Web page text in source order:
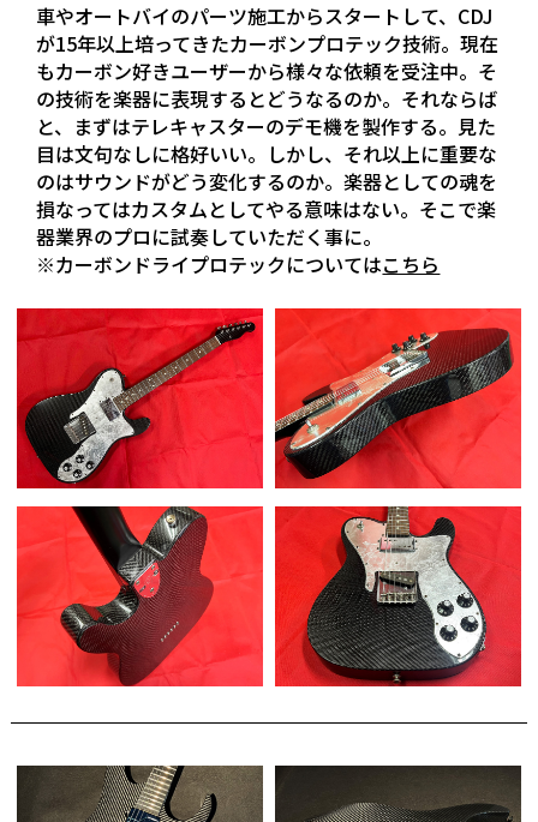
車やオートバイのパーツ施工からスタートして、CDJ
が15年以上培ってきたカーボンプロテック技術。現在
もカーボン好きユーザーから様々な依頼を受注中。そ
の技術を楽器に表現するとどうなるのか。それならば
と、まずはテレキャスターのデモ機を製作する。見た
目は文句なしに格好いい。しかし、それ以上に重要な
のはサウンドがどう変化するのか。楽器としての魂を
損なってはカスタムとしてやる意味はない。そこで楽
器業界のプロに試奏していただく事に。
※カーボンドライプロテックについてはこちら